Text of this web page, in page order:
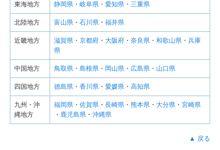
東海地方 静岡県 ・ 岐阜県 ・ 愛知県 ・ 三重県
北陸地方 富山県 ・ 石川県 ・ 福井県
近畿地方 滋賀県 ・ 京都府 ・ 大阪府 ・ 奈良県 ・ 和歌山県 ・ 兵庫
県
中国地方 鳥取県 ・ 島根県 ・ 岡山県 ・ 広島県 ・ 山口県
四国地方 徳島県 ・ 香川県 ・ 愛媛県 ・ 高知県
九州・沖
縄地方
福岡県 ・ 佐賀県 ・ 長崎県 ・ 熊本県 ・ 大分県 ・ 宮崎県
・ 鹿児島県 ・ 沖縄県
▲ 戻る